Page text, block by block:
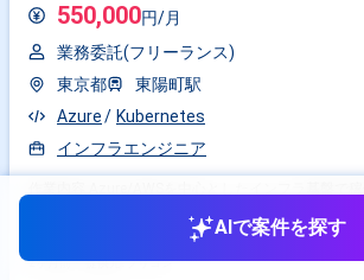
550,000円/月
業務委託(フリーランス)
東京都
東陽町駅
Azure
Kubernetes
インフラエンジニア
作業内容 Azure/AWSを中心としたインフラ基盤で
の運用作業を担当いただきます。 具体的には各ク
リタイアメントの調査、対処するための手順書の準
に対する調査やアラートに対する対応などが含まれ
利用した運用作業の自動化にも取り組んでいただき
2ヶ月前・提供元: フリコン
AIで案件を探す